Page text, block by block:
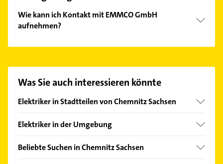
Wie kann ich Kontakt mit EMMCO GmbH
aufnehmen?
finden Sie alleKontaktdaten.
Was Sie auch interessieren könnte
Elektriker in Stadtteilen von Chemnitz Sachsen
Adelsberg
Altendorf
Elektriker in der Umgebung
Neukirchen /Erzgebirge
Beliebte Suchen in Chemnitz Sachsen